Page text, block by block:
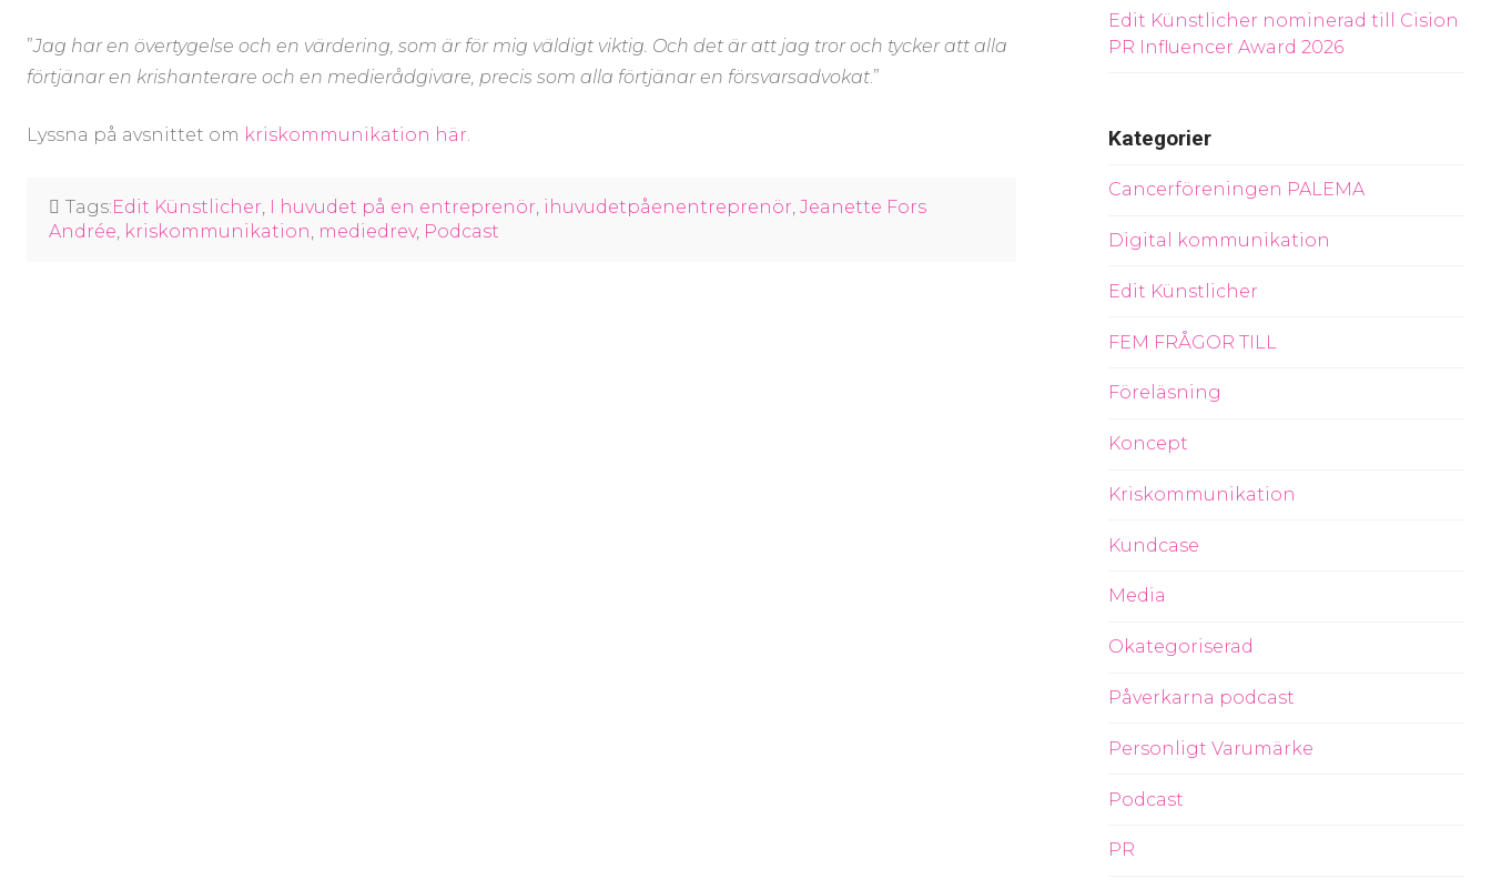
”Jag har en övertygelse och en värdering, som är för mig väldigt viktig. Och det är att jag tror och tycker att alla
förtjänar en krishanterare och en medierådgivare, precis som alla förtjänar en försvarsadvokat.”
Lyssna på avsnittet om kriskommunikation här.
Tags:Edit Künstlicher, I huvudet på en entreprenör, ihuvudetpåenentreprenör, Jeanette Fors
Andrée, kriskommunikation, mediedrev, Podcast
Edit Künstlicher nominerad till Cision
PR Influencer Award 2026
Kategorier
Cancerföreningen PALEMA
Digital kommunikation
Edit Künstlicher
FEM FRÅGOR TILL
Föreläsning
Koncept
Kriskommunikation
Kundcase
Media
Okategoriserad
Påverkarna podcast
Personligt Varumärke
Podcast
PR